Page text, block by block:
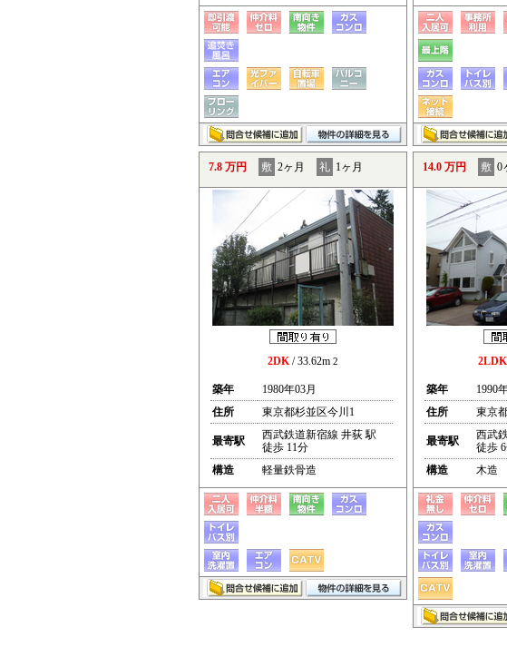
7.8 万円 敷 2ヶ月 礼 1ヶ月
2DK/ 33.62m 2
築年
1980年03月
住所
東京都杉並区今川1
最寄駅
西武鉄道新宿線 井荻 駅
徒歩 11分
構造
軽量鉄骨造
14.0 万円 敷 0
2LDK
築年
1990
住所
東京
最寄駅
西武
徒歩
構造
木造